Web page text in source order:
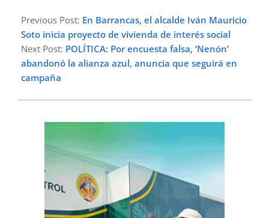
04-
19
Previous Post: En Barrancas, el alcalde Iván Mauricio
Soto inicia proyecto de vivienda de interés social
Next Post: POLÍTICA: Por encuesta falsa, ‘Nenón’
abandonó la alianza azul, anuncia que seguirá en
campaña